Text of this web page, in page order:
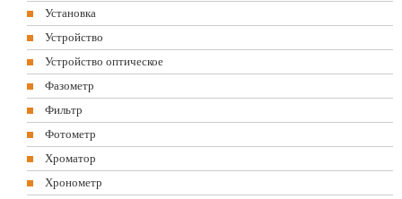
Установка
Устройство
Устройство оптическое
Фазометр
Фильтр
Фотометр
Хроматор
Хронометр